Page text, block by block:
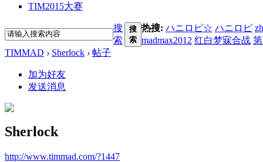
TIM2015大赛
搜
索
搜
索
热搜: ハニロピ☆ ハニロピ
madmax2012 红白梦寐合战
TIMMAD › Sherlock › 帖子
加为好友
发送消息
Sherlock
http://www.timmad.com/?1447